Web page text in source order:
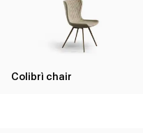
Colibrì chair